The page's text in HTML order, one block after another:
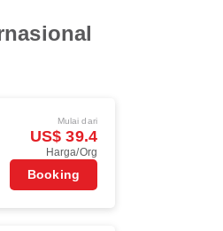
Mulai dari
US$ 39.4
Harga/Org
Booking